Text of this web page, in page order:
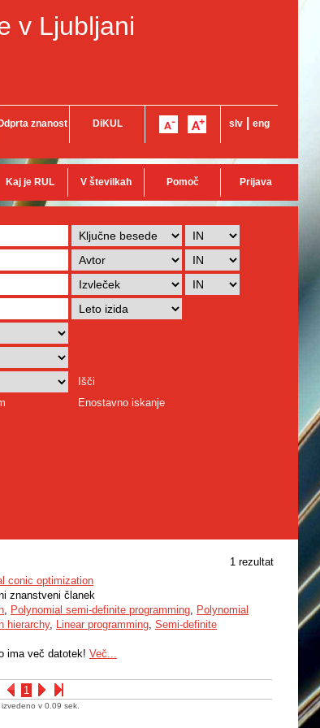
v Ljubljani
znanost DiKUL slv eng
Kaj je RUL V številkah Pomoč Prijava
Išči
Enostavno iskanje
1 rezultat
1
conic optimization
znanstveni članek
, Polynomial semi-definite programming, Polynomial
hierarchy, Linear programming, Semi-definite
ima več datotek! Več...
izvedeno v 0.09 sek.